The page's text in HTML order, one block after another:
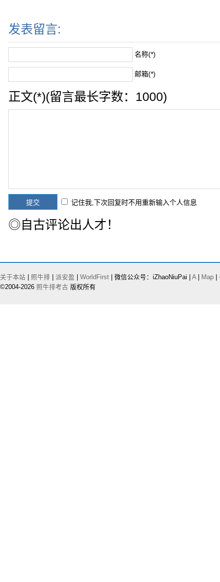
发表留言:
名称(*)
邮箱(*)
正文(*)(留言最长字数：1000)
记住我,下次回复时不用重新输入个人信息
◎自古评论出人才！
关于本站 照牛排 派安盈 WorldFirst | 微信公众号：iZhaoNiuPai | A| Map |
©2004-2026 照牛排考古 版权所有